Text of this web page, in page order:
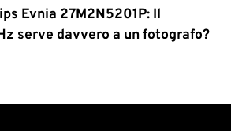
Evnia 27M2N5201P: Il
serve davvero a un fotografo?